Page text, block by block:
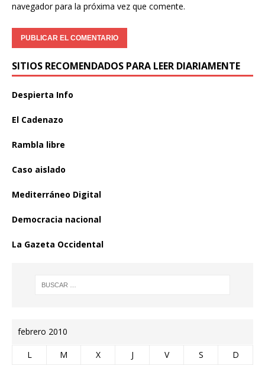
navegador para la próxima vez que comente.
SITIOS RECOMENDADOS PARA LEER DIARIAMENTE
Despierta Info
El Cadenazo
Rambla libre
Caso aislado
Mediterráneo Digital
Democracia nacional
La Gazeta Occidental
febrero 2010
L M X J V S D